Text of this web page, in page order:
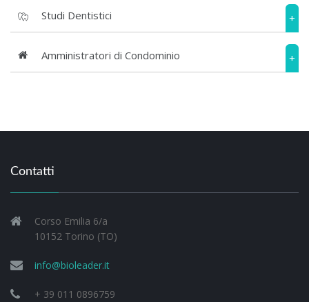
Studi Dentistici +
Amministratori di Condominio +
Contatti
Corso Emilia 6/a
10152 Torino (TO)
info@bioleader.it
+ 39 011 0896759